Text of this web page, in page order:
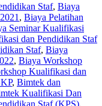
Staf, Biaya
, Biaya Pelatihan
Seminar Kualifikasi
dan Pendidikan Staf
Staf, Biaya
, Biaya Workshop
Kualifikasi dan
, Bimtek dan
Kualifikasi Dan
Staf (KPS),